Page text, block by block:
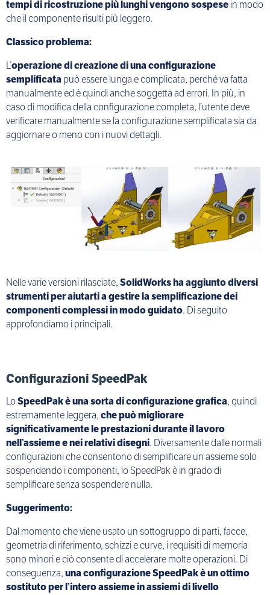
tempi di ricostruzione più lunghi vengono sospesein modo
che il componente risulti più leggero.
Classico problema:
L’operazione di creazione di una configurazione
semplificata può essere lunga e complicata, perché va fatta
manualmente ed è quindi anche soggetta ad errori. In più, in
caso di modifica della configurazione completa, l’utente deve
verificare manualmente se la configurazione semplificata sia da
aggiornare o meno con i nuovi dettagli.
Nelle varie versioni rilasciate,SolidWorks ha aggiunto diversi
strumenti per aiutarti a gestire la semplificazione dei
componenti complessi in modo guidato. Di seguito
approfondiamo i principali.
Configurazioni SpeedPak
LoSpeedPak è una sorta di configurazione grafica, quindi
estremamente leggera,che può migliorare
significativamente le prestazioni durante il lavoro
nell’assieme e nei relativi disegni. Diversamente dalle normali
configurazioni che consentono di semplificare un assieme solo
sospendendo i componenti, lo SpeedPak è in grado di
semplificare senza sospendere nulla.
Suggerimento:
Dal momento che viene usato un sottogruppo di parti, facce,
geometria di riferimento, schizzi e curve, i requisiti di memoria
sono minori e ciò consente di accelerare molte operazioni. Di
conseguenza,una configurazione SpeedPak è un ottimo
sostituto per l’intero assieme in assiemi di livello